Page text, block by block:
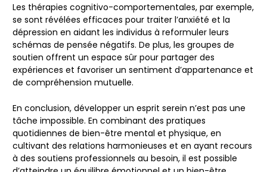
Les thérapies cognitivo-comportementales, par exemple,
se sont révélées efficaces pour traiter l’anxiété et la
dépression en aidant les individus à reformuler leurs
schémas de pensée négatifs. De plus, les groupes de
soutien offrent un espace sûr pour partager des
expériences et favoriser un sentiment d’appartenance et
de compréhension mutuelle.
En conclusion, développer un esprit serein n’est pas une
tâche impossible. En combinant des pratiques
quotidiennes de bien-être mental et physique, en
cultivant des relations harmonieuses et en ayant recours
à des soutiens professionnels au besoin, il est possible